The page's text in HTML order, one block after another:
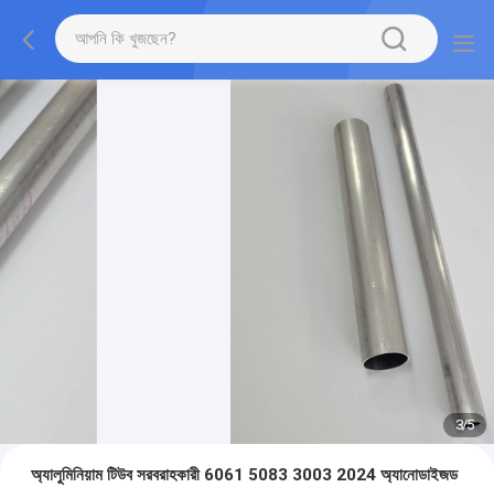
3/5
অ্যালুমিনিয়াম টিউব সরবরাহকারী 6061 5083 3003 2024 অ্যানোডাইজড